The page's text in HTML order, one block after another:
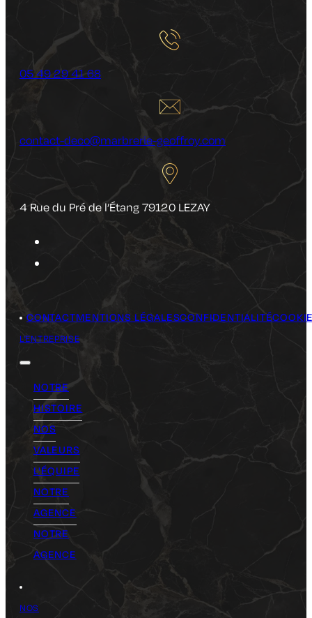
05 49 29 41 68
contact-deco@marbrerie-geoffroy.com
4 Rue du Pré de l’Étang 79120 LEZAY
L'ENTREPRISE
NOTRE
HISTOIRE
NOS
VALEURS
L'ÉQUIPE
NOTRE
AGENCE
NOTRE
AGENCE
NOS
CONTACTMENTIONS LÉGALESCONFIDENTIALITÉ